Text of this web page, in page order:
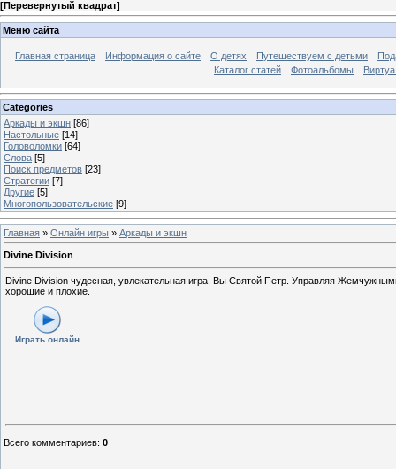
[Перевернутый квадрат]
Меню сайта
Главная страница Информация о сайте О детях Путешествуем с детьми
Каталог статей
Фотоальбомы
Categories
Аркады и экшн [86]
Настольные [14]
Головоломки [64]
Слова [5]
Поиск предметов [23]
Стратегии [7]
Другие [5]
Многопользовательские [9]
Главная » Онлайн игры » Аркады и экшн
Divine Division
Divine Division чудесная, увлекательная игра. Вы Святой Петр. Управляя
хорошие и плохие.
Играть онлайн
Всего комментариев: 0